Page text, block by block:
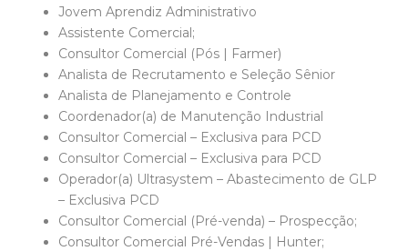
Jovem Aprendiz Administrativo
Assistente Comercial;
Consultor Comercial (Pós | Farmer)
Analista de Recrutamento e Seleção Sênior
Analista de Planejamento e Controle
Coordenador(a) de Manutenção Industrial
Consultor Comercial – Exclusiva para PCD
Consultor Comercial – Exclusiva para PCD
Operador(a) Ultrasystem – Abastecimento de GLP
– Exclusiva PCD
Consultor Comercial (Pré-venda) – Prospecção;
Consultor Comercial Pré-Vendas | Hunter;